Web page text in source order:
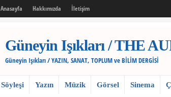
Anasayfa Hakkımızda İletişim
Güneyin Işıkları / THE
Güneyin Işıkları / YAZIN, SANAT, TOPLUM ve BİLİM DERGİSİ
Söyleşi Yazın Müzik Görsel Sinema